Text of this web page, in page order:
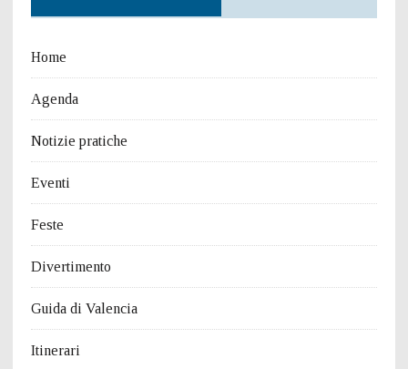
Home
Agenda
Notizie pratiche
Eventi
Feste
Divertimento
Guida di Valencia
Itinerari